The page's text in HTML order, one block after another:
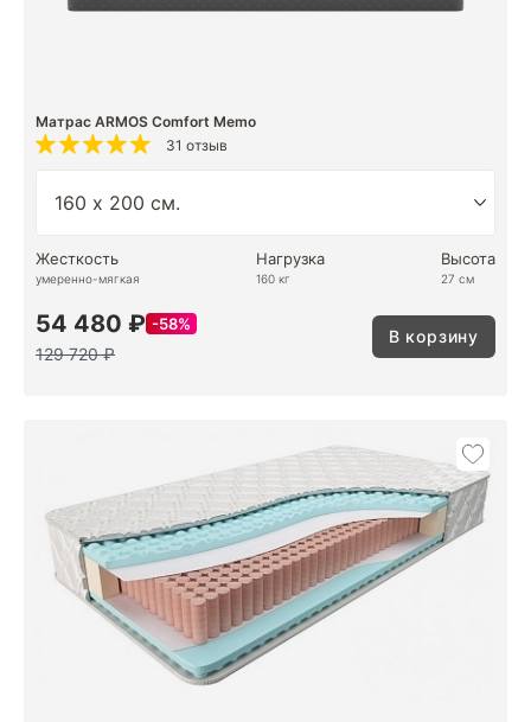
Матрас ARMOS Comfort Memo
31 отзыв
Жесткость
умеренно-мягкая
Нагрузка
160 кг
Высота
27 см
54 480 ₽ 58%
129 720 ₽
В корзину